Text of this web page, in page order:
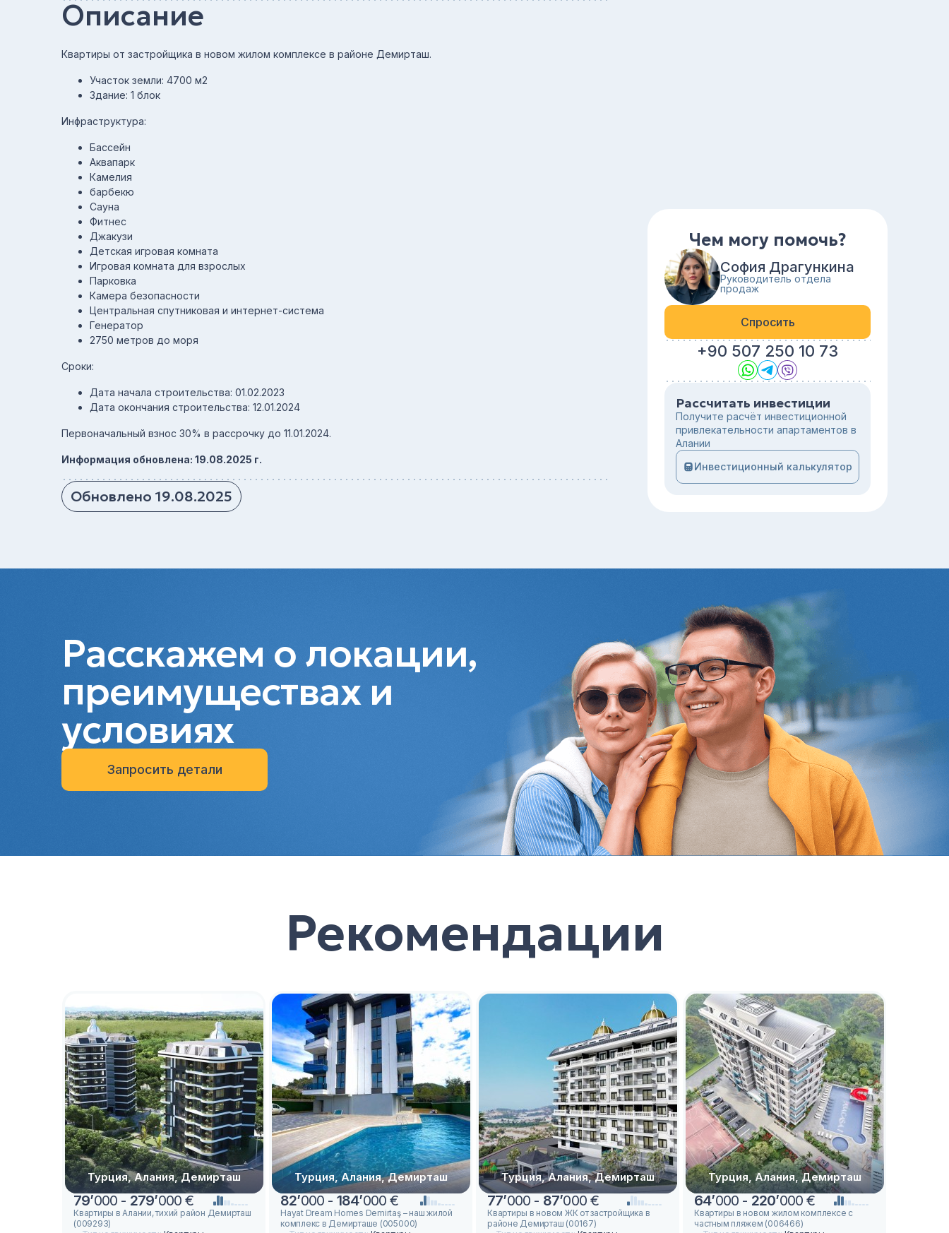
Описание
Квартиры от застройщика в новом жилом комплексе в районе Демирташ.
Участок земли: 4700 м2
Здание: 1 блок
Инфраструктура:
Бассейн
Аквапарк
Камелия
барбекю
Сауна
Фитнес
Джакузи
Детская игровая комната
Игровая комната для взрослых
Парковка
Камера безопасности
Центральная спутниковая и интернет-система
Генератор
2750 метров до моря
Сроки:
Дата начала строительства: 01.02.2023
Дата окончания строительства: 12.01.2024
Первоначальный взнос 30% в рассрочку до 11.01.2024.
Информация обновлена: 19.08.2025 г.
Обновлено 19.08.2025
Чем могу помочь?
София Драгункина
Руководитель отдела
продаж
Спросить
+90 507 250 10 73
Рассчитать инвестиции
Получите расчёт инвестиционной
привлекательности апартаментов в
Алании
Инвестиционный калькулятор
Расскажем о локации,
преимуществах и
условиях
Запросить детали
Рекомендации
Турция, Алания, Демирташ
79’000 - 279’000 €
Квартиры в Алании, тихий район Демирташ
(009293)
Турция, Алания, Демирташ
82’000 - 184’000 €
Hayat Dream Homes Demirtaş – наш жилой
комплекс в Демирташе (005000)
Турция, Алания, Демирташ
77’000 - 87’000 €
Квартиры в новом ЖК от застройщика в
районе Демирташ (00167)
Турция, Алания, Демирташ
64’000 - 220’000 €
Квартиры в новом жилом комплексе с
частным пляжем (006466)